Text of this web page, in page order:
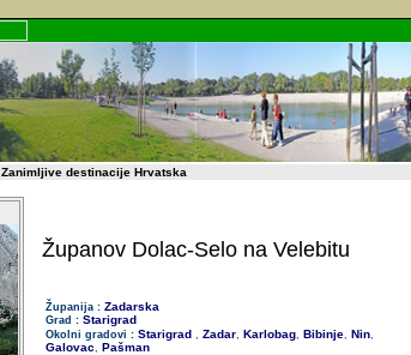
Zanimljive destinacije Hrvatska
Županov Dolac-Selo na Velebitu
Županija : Zadarska
Grad : Starigrad
Okolni gradovi : Starigrad , Zadar, Karlobag, Bibinje, Nin,
Galovac, Pašman